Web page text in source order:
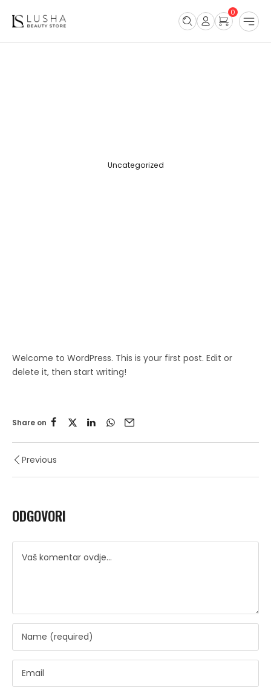
0
Uncategorized
Welcome to WordPress. This is your first post. Edit or
delete it, then start writing!
Share on
Previous
ODGOVORI